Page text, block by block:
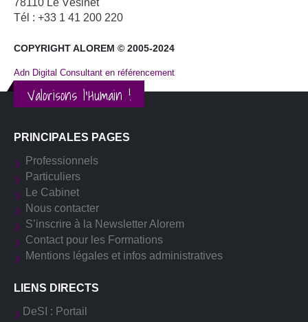
78110 Le Vésinet
Tél : +33 1 41 200 220
COPYRIGHT ALOREM © 2005-2024
Adn Digital Consultant en référencement
Valorisons l'Humain !
PRINCIPALES PAGES
Professionnels
Particuliers
Le Cabinet
Nous contacter
S’inscrire à la Newsletter Alorem
Contact pour les Formations
Mentions légales et infos administratives
LIENS DIRECTS
DeSI : Portail